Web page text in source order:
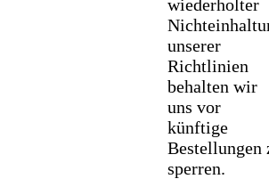
wiederholter
unserer
Richtlinien
behalten wir
uns vor
künftige
Bestellungen
sperren.